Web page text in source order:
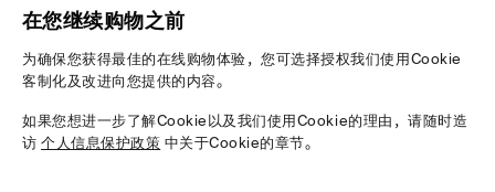
在您继续购物之前
为确保您获得最佳的在线购物体验，您可选择授权我们使用Cookie
客制化及改进向您提供的内容。
如果您想进一步了解Cookie以及我们使用Cookie的理由，请随时造
访个人信息保护政策 中关于Cookie的章节。